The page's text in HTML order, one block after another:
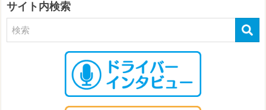
サイト内検索